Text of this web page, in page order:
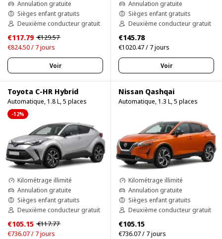
Annulation gratuite
Sièges enfant gratuits
Deuxième conducteur gratuit
€117.79 €129.57
€824.50 / 7 jours
Voir
Annulation gratuite
Sièges enfant gratuits
Deuxième conducteur gratuit
€145.78
€1020.47 / 7 jours
Voir
Toyota C-HR Hybrid
Automatique, 1.8 L, 5 places
-12%
Kilométrage illimité
Annulation gratuite
Sièges enfant gratuits
Deuxième conducteur gratuit
€105.15 €117.77
€736.07 / 7 jours
Nissan Qashqai
Automatique, 1.3 L, 5 places
Kilométrage illimité
Annulation gratuite
Sièges enfant gratuits
Deuxième conducteur gratuit
€105.15
€736.07 / 7 jours